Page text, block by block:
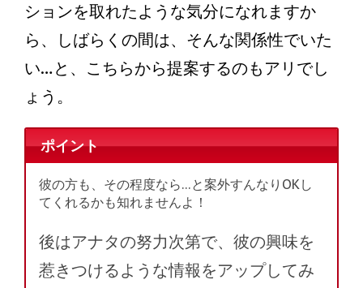
ションを取れたような気分になれますか
ら、しばらくの間は、そんな関係性でいた
い…と、こちらから提案するのもアリでし
ょう。
ポイント
彼の方も、その程度なら…と案外すんなりOKし
てくれるかも知れませんよ！
後はアナタの努力次第で、彼の興味を
惹きつけるような情報をアップしてみ